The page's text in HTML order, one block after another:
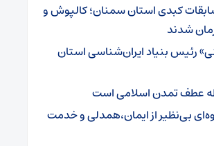
کبدی استان سمنان؛ کالپوش و
شدند
رئیس بنیاد ایران‌شناسی استان
عطف تمدن اسلامی است
بی‌نظیر از ایمان،همدلی و خدمت